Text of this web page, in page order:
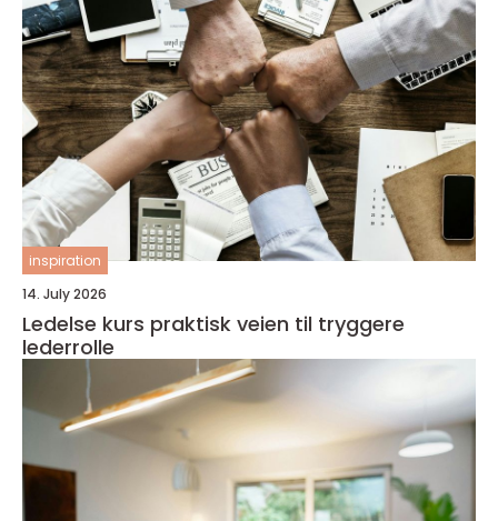
inspiration
14. July 2026
Ledelse kurs praktisk veien til tryggere
lederrolle